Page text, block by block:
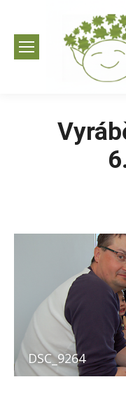
DSC_9264